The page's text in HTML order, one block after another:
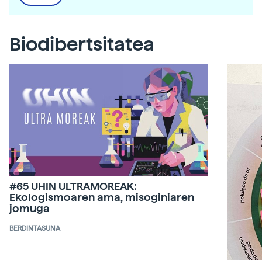
Biodibertsitatea
#65 UHIN ULTRAMOREAK:
Ekologismoaren ama, misoginiaren
jomuga
BERDINTASUNA